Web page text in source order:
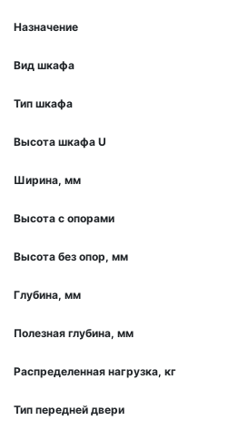
Назначение
Вид шкафа
Тип шкафа
Высота шкафа U
Ширина, мм
Высота с опорами
Высота без опор, мм
Глубина, мм
Полезная глубина, мм
Распределенная нагрузка, кг
Тип передней двери